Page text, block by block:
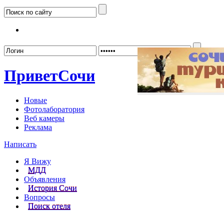
ПриветСочи
Новые
Фотолаборатория
Веб камеры
Реклама
Написать
Я Вижу
МДД
Объявления
История Сочи
Вопросы
Поиск отеля